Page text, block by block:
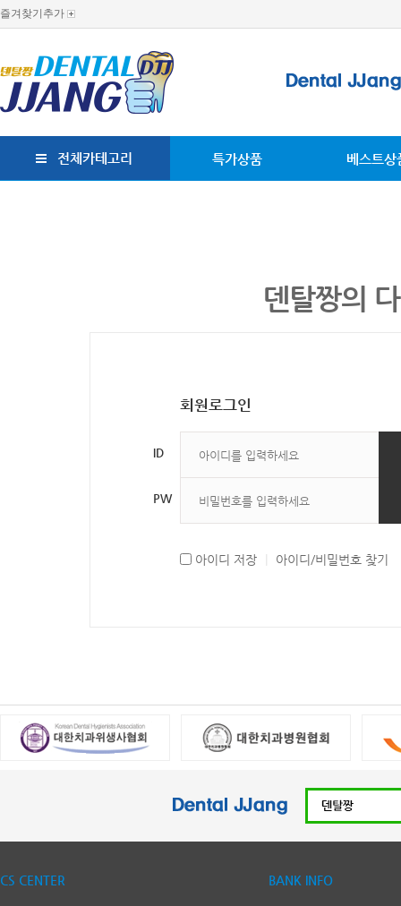
즐겨찾기추가
전체카테고리 특가상품 베스트상
덴탈짱의
회원로그인
ID
PW
아이디 저장 아이디/비밀번호 찾기
CS CENTER BANK INFO